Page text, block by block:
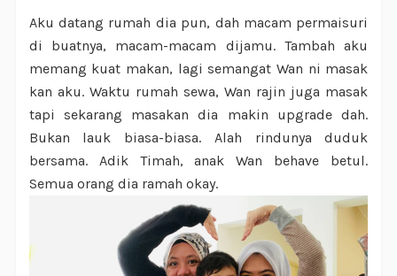
Aku datang rumah dia pun, dah macam permaisuri
di buatnya, macam-macam dijamu. Tambah aku
memang kuat makan, lagi semangat Wan ni masak
kan aku. Waktu rumah sewa, Wan rajin juga masak
tapi sekarang masakan dia makin upgrade dah.
Bukan lauk biasa-biasa. Alah rindunya duduk
bersama. Adik Timah, anak Wan behave betul.
Semua orang dia ramah okay.